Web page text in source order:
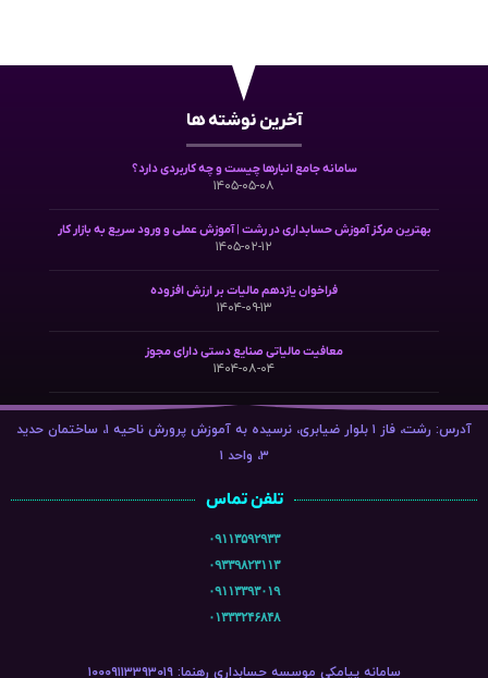
آخرین نوشته ها
سامانه جامع انبارها چیست و چه کاربردی دارد؟
۱۴۰۵-۰۵-۰۸
بهترین مرکز آموزش حسابداری در رشت | آموزش عملی و ورود سریع به بازار کار
۱۴۰۵-۰۲-۱۲
فراخوان یازدهم مالیات بر ارزش افزوده
۱۴۰۴-۰۹-۱۳
معافیت مالیاتی صنایع دستی دارای مجوز
۱۴۰۴-۰۸-۰۴
آدرس: رشت، فاز ۱ بلوار ضیابری، نرسیده به آموزش پرورش ناحیه ۱، ساختمان حدید
۳، واحد ۱
تلفن تماس
۰۹۱۱۳۵۹۲۹۳۳
۰۹۳۳۹۸۲۳۱۱۳
۰۹۱۱۳۳۹۳۰۱۹
۰۱۳۳۳۲۴۶۸۴۸
سامانه پیامکی موسسه حسابداری رهنما: ۱۰۰۰۹۱۱۳۳۹۳۰۱۹